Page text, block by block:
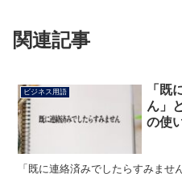
関連記事
ビジネス用語
「既
ん」
の使
「既に連絡済みでしたらすみま